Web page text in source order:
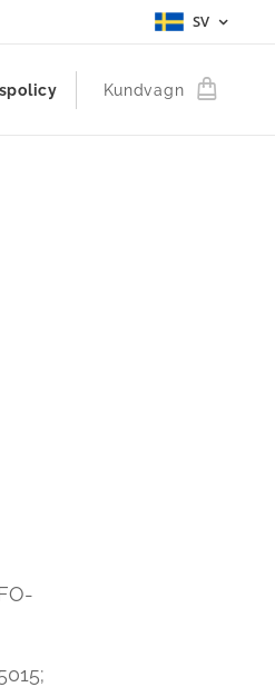
SV
Kundvagn